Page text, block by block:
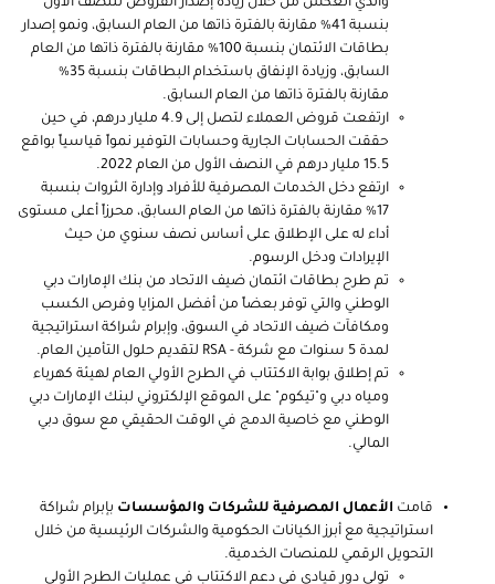
والذي انعكس من خلال زيادة إصدار القروض للنصف الأول
بنسبة 41% مقارنة بالفترة ذاتها من العام السابق، ونمو إصدار
بطاقات الائتمان بنسبة 100% مقارنة بالفترة ذاتها من العام
السابق، وزيادة الإنفاق باستخدام البطاقات بنسبة 35%
مقارنة بالفترة ذاتها من العام السابق.
ارتفعت قروض العملاء لتصل إلى 4.9 مليار درهم، في حين
حققت الحسابات الجارية وحسابات التوفير نمواً قياسياً بواقع
15.5 مليار درهم في النصف الأول من العام 2022.
ارتفع دخل الخدمات المصرفية للأفراد وإدارة الثروات بنسبة
17% مقارنة بالفترة ذاتها من العام السابق، محرزاً أعلى مستوى
أداء له على الإطلاق على أساس نصف سنوي من حيث
الإيرادات ودخل الرسوم.
تم طرح بطاقات ائتمان ضيف الاتحاد من بنك الإمارات دبي
الوطني والتي توفر بعضاً من أفضل المزايا وفرص الكسب
ومكافآت ضيف الاتحاد في السوق، وإبرام شراكة استراتيجية
لمدة 5 سنوات مع شركة
RSA - لتقديم حلول التأمين العام.
تم إطلاق بوابة الاكتتاب في الطرح الأولي العام لهيئة كهرباء
ومياه دبي و"تيكوم" على الموقع الإلكتروني لبنك الإمارات دبي
الوطني مع خاصية الدمج في الوقت الحقيقي مع سوق دبي
المالي.
قامت الأعمال المصرفية للشركات والمؤسسات بإبرام شراكة
استراتيجية مع أبرز الكيانات الحكومية والشركات الرئيسية من خلال
التحويل الرقمي للمنصات الخدمية.
تولي دور قيادي في دعم الاكتتاب في عمليات الطرح الأولي